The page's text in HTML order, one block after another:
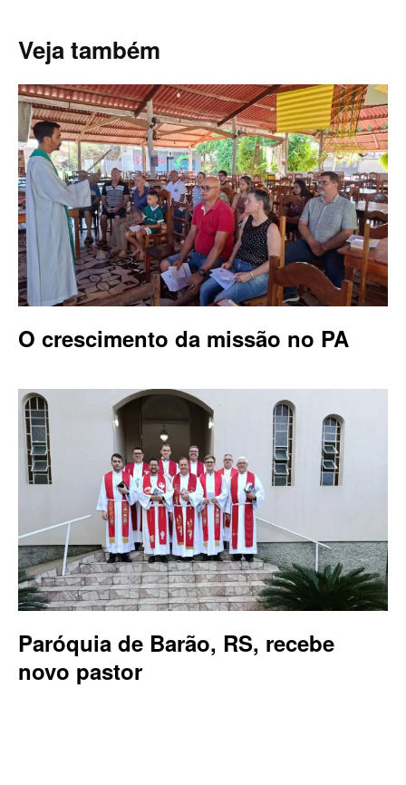
Veja também
O crescimento da missão no PA
Paróquia de Barão, RS, recebe
novo pastor